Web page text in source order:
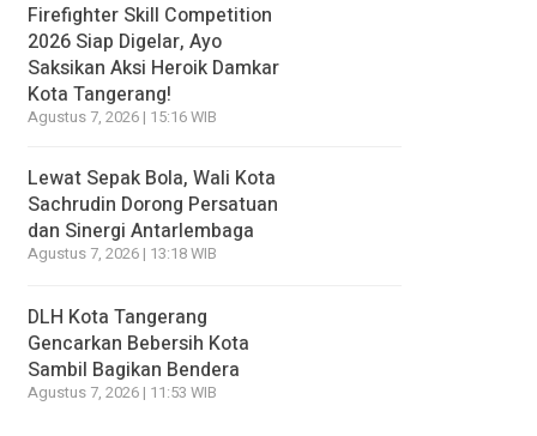
Firefighter Skill Competition
2026 Siap Digelar, Ayo
Saksikan Aksi Heroik Damkar
Kota Tangerang!
Agustus 7, 2026 | 15:16 WIB
Lewat Sepak Bola, Wali Kota
Sachrudin Dorong Persatuan
dan Sinergi Antarlembaga
Agustus 7, 2026 | 13:18 WIB
DLH Kota Tangerang
Gencarkan Bebersih Kota
Sambil Bagikan Bendera
Agustus 7, 2026 | 11:53 WIB